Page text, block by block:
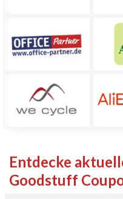
Entdecke
Goodstuff